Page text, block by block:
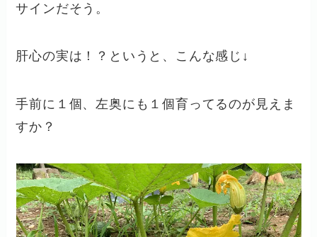
サインだそう。
肝心の実は！？というと、こんな感じ↓
手前に１個、左奥にも１個育ってるのが見えま
すか？